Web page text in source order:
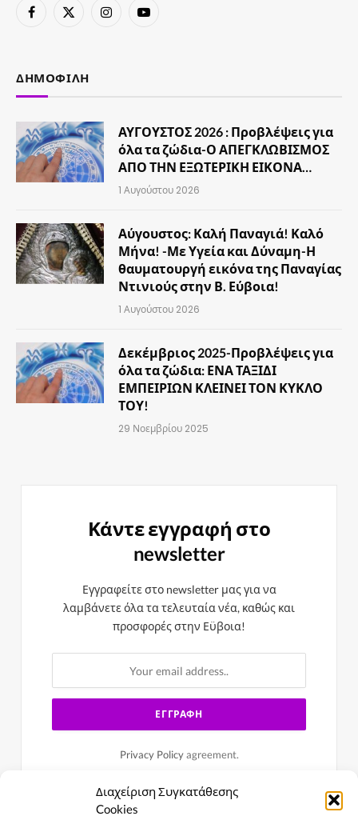
Διαχείριση Συγκατάθεσης
Cookies
Facebook
X
InstagramYouTube
ΔΗΜΟΦΙΛΉ
ΑΥΓΟΥΣΤΟΣ 2026 : Προβλέψεις για
όλα τα ζώδια-Ο ΑΠΕΓΚΛΩΒΙΣΜΟΣ
ΑΠΟ ΤΗΝ ΕΞΩΤΕΡΙΚΗ ΕΙΚΟΝΑ…
1 Αυγούστου 2026
Αύγουστος: Καλή Παναγιά! Καλό
Μήνα! -Με Υγεία και Δύναμη-Η
θαυματουργή εικόνα της Παναγίας
Ντινιούς στην Β. Εύβοια!
1 Αυγούστου 2026
Δεκέμβριος 2025-Προβλέψεις για
όλα τα ζώδια: ΕΝΑ ΤΑΞΙΔΙ
ΕΜΠΕΙΡΙΩΝ ΚΛΕΙΝΕΙ ΤΟΝ ΚΥΚΛΟ
ΤΟΥ!
29 Νοεμβρίου 2025
Κάντε εγγραφή στο
newsletter
Εγγραφείτε στο newsletter μας για να
λαμβάνετε όλα τα τελευταία νέα, καθώς και
προσφορές στην Εϋβοια!
Privacy Policyagreement.